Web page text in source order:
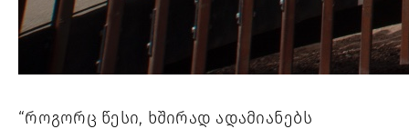
“როგორც წესი, ხშირად ადამიანებს